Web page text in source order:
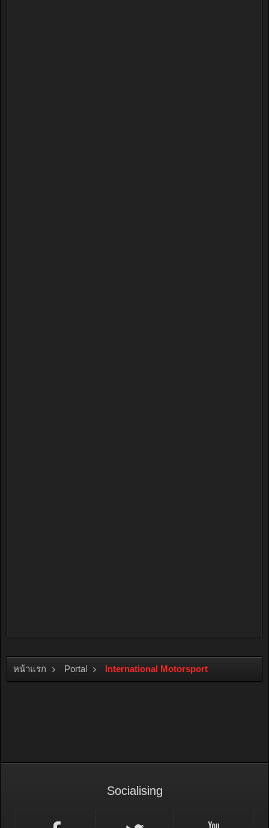
หน้าแรก Portal International Motorsport
Socialising